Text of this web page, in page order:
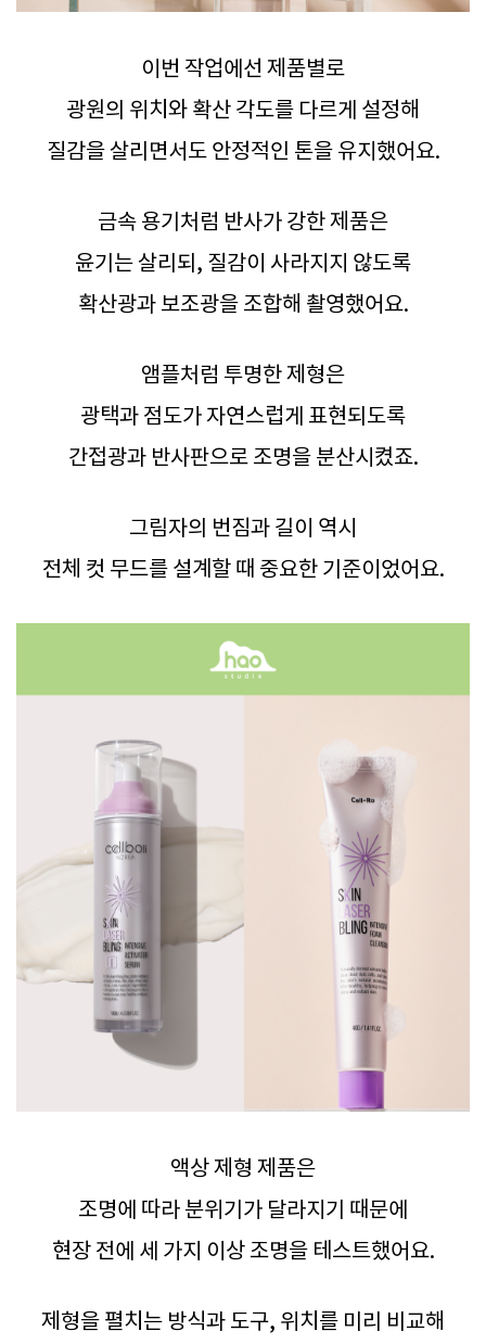
이번 작업에선 제품별로
광원의 위치와 확산 각도를 다르게 설정해
질감을 살리면서도 안정적인 톤을 유지했어요.
금속 용기처럼 반사가 강한 제품은
윤기는 살리되, 질감이 사라지지 않도록
확산광과 보조광을 조합해 촬영했어요.
앰플처럼 투명한 제형은
광택과 점도가 자연스럽게 표현되도록
간접광과 반사판으로 조명을 분산시켰죠.
그림자의 번짐과 길이 역시
전체 컷 무드를 설계할 때 중요한 기준이었어요.
액상 제형 제품은
조명에 따라 분위기가 달라지기 때문에
현장 전에 세 가지 이상 조명을 테스트했어요.
제형을 펼치는 방식과 도구, 위치를 미리 비교해